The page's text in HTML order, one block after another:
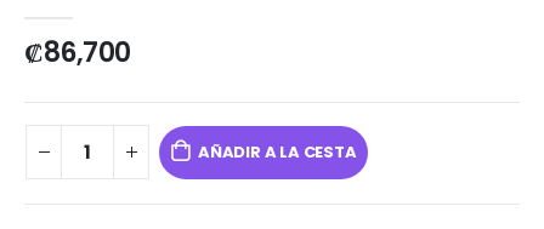
₡86,700
AÑADIR A LA CESTA